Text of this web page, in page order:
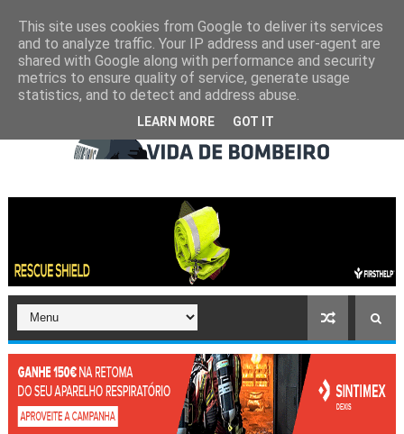
This site uses cookies from Google to deliver its services
and to analyze traffic. Your IP address and user-agent are
shared with Google along with performance and security
metrics to ensure quality of service, generate usage
statistics, and to detect and address abuse.
LEARN MORE GOT IT